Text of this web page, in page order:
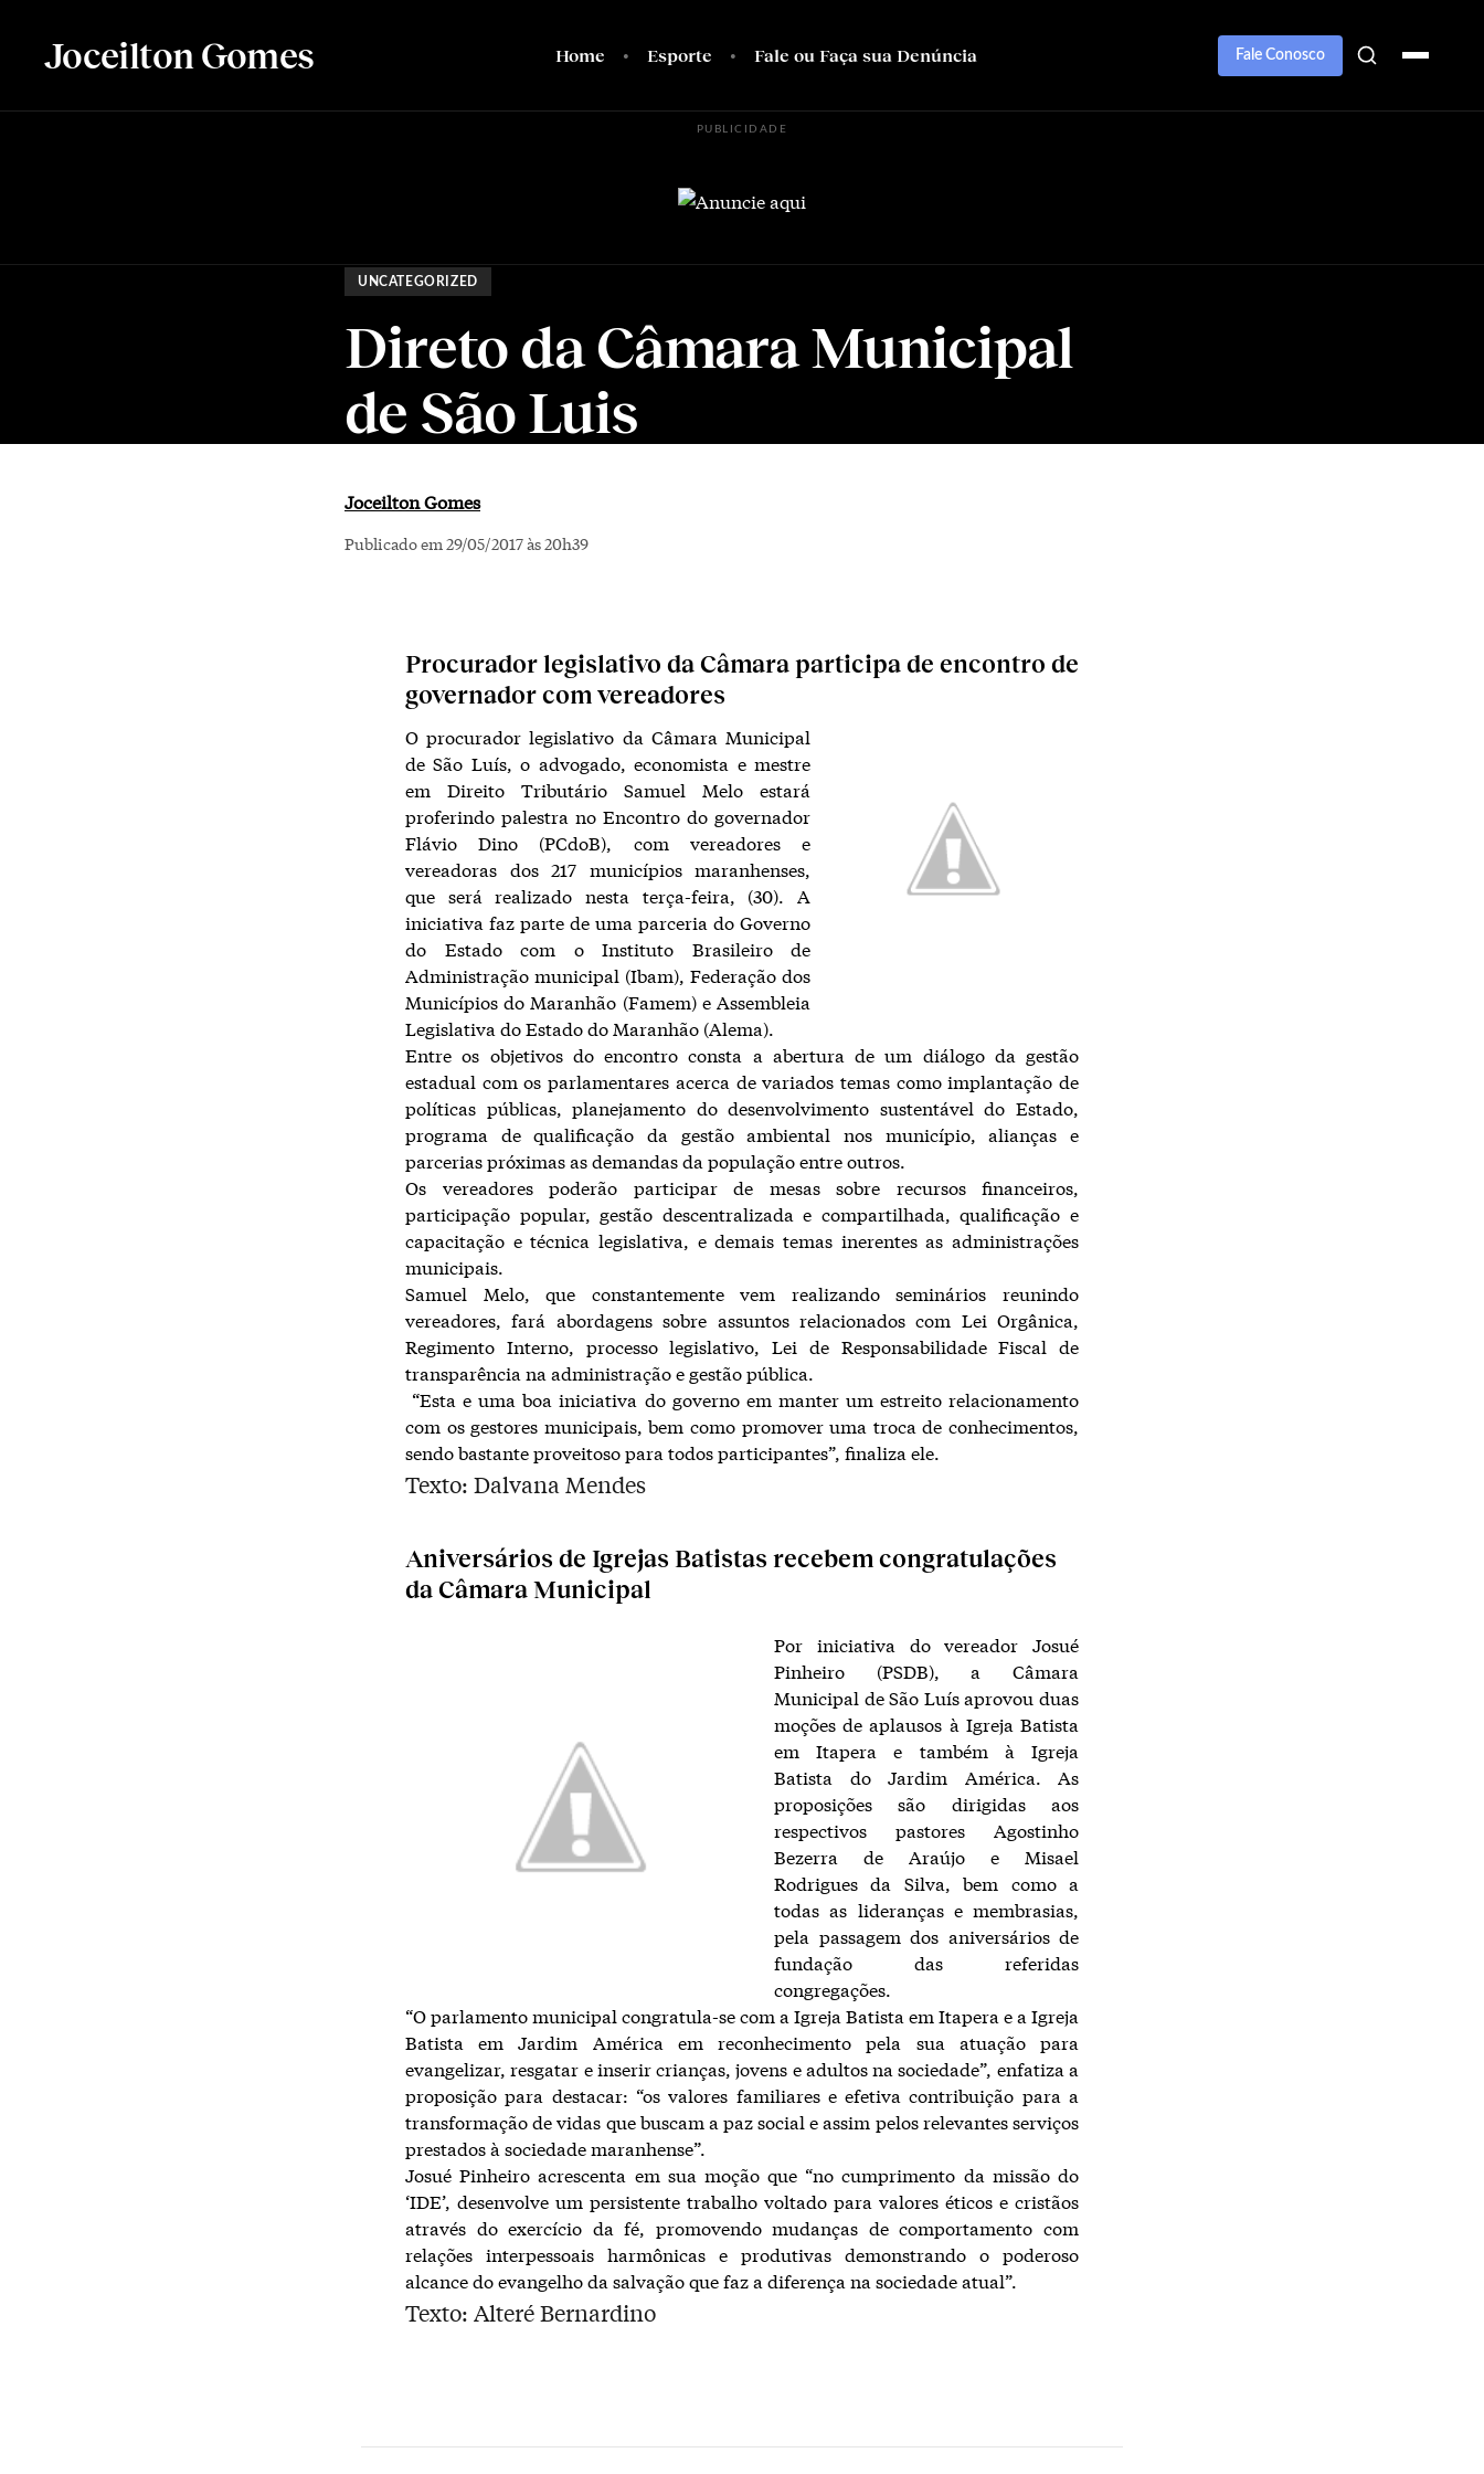
Joceilton Gomes Home Esporte Fale ou Faça sua Denúncia Fale Conosco
PUBLICIDADE
UNCATEGORIZED
Direto da Câmara Municipal
de São Luis
Joceilton Gomes
Publicado em 29/05/2017 às 20h39
Procurador legislativo da Câmara participa de encontro de
governador com vereadores
O procurador legislativo da Câmara Municipal
de São Luís, o advogado, economista e mestre
em Direito Tributário Samuel Melo estará
proferindo palestra no Encontro do governador
Flávio Dino (PCdoB), com vereadores e
vereadoras dos 217 municípios maranhenses,
que será realizado nesta terça-feira, (30). A
iniciativa faz parte de uma parceria do Governo
do Estado com o Instituto Brasileiro de
Administração municipal (Ibam), Federação dos
Municípios do Maranhão (Famem) e Assembleia
Legislativa do Estado do Maranhão (Alema).
Entre os objetivos do encontro consta a abertura de um diálogo da gestão
estadual com os parlamentares acerca de variados temas como implantação de
políticas públicas, planejamento do desenvolvimento sustentável do Estado,
programa de qualificação da gestão ambiental nos município, alianças e
parcerias próximas as demandas da população entre outros.
Os vereadores poderão participar de mesas sobre recursos financeiros,
participação popular, gestão descentralizada e compartilhada, qualificação e
capacitação e técnica legislativa, e demais temas inerentes as administrações
municipais.
Samuel Melo, que constantemente vem realizando seminários reunindo
vereadores, fará abordagens sobre assuntos relacionados com Lei Orgânica,
Regimento Interno, processo legislativo, Lei de Responsabilidade Fiscal de
transparência na administração e gestão pública.
“Esta e uma boa iniciativa do governo em manter um estreito relacionamento
com os gestores municipais, bem como promover uma troca de conhecimentos,
sendo bastante proveitoso para todos participantes”, finaliza ele.
Texto: Dalvana Mendes
Aniversários de Igrejas Batistas recebem congratulações
da Câmara Municipal
Por iniciativa do vereador Josué
Pinheiro (PSDB), a Câmara
Municipal de São Luís aprovou duas
moções de aplausos à Igreja Batista
em Itapera e também à Igreja
Batista do Jardim América. As
proposições são dirigidas aos
respectivos pastores Agostinho
Bezerra de Araújo e Misael
Rodrigues da Silva, bem como a
todas as lideranças e membrasias,
pela passagem dos aniversários de
fundação das referidas
congregações.
“O parlamento municipal congratula-se com a Igreja Batista em Itapera e a Igreja
Batista em Jardim América em reconhecimento pela sua atuação para
evangelizar, resgatar e inserir crianças, jovens e adultos na sociedade”, enfatiza a
proposição para destacar: “os valores familiares e efetiva contribuição para a
transformação de vidas que buscam a paz social e assim pelos relevantes serviços
prestados à sociedade maranhense”.
Josué Pinheiro acrescenta em sua moção que “no cumprimento da missão do
‘IDE’, desenvolve um persistente trabalho voltado para valores éticos e cristãos
através do exercício da fé, promovendo mudanças de comportamento com
relações interpessoais harmônicas e produtivas demonstrando o poderoso
alcance do evangelho da salvação que faz a diferença na sociedade atual”.
Texto: Alteré Bernardino